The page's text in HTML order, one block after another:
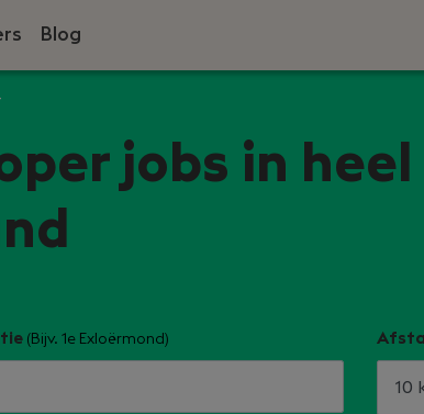
Blog
jobs in heel
(Bijv. 1e Exloërmond)